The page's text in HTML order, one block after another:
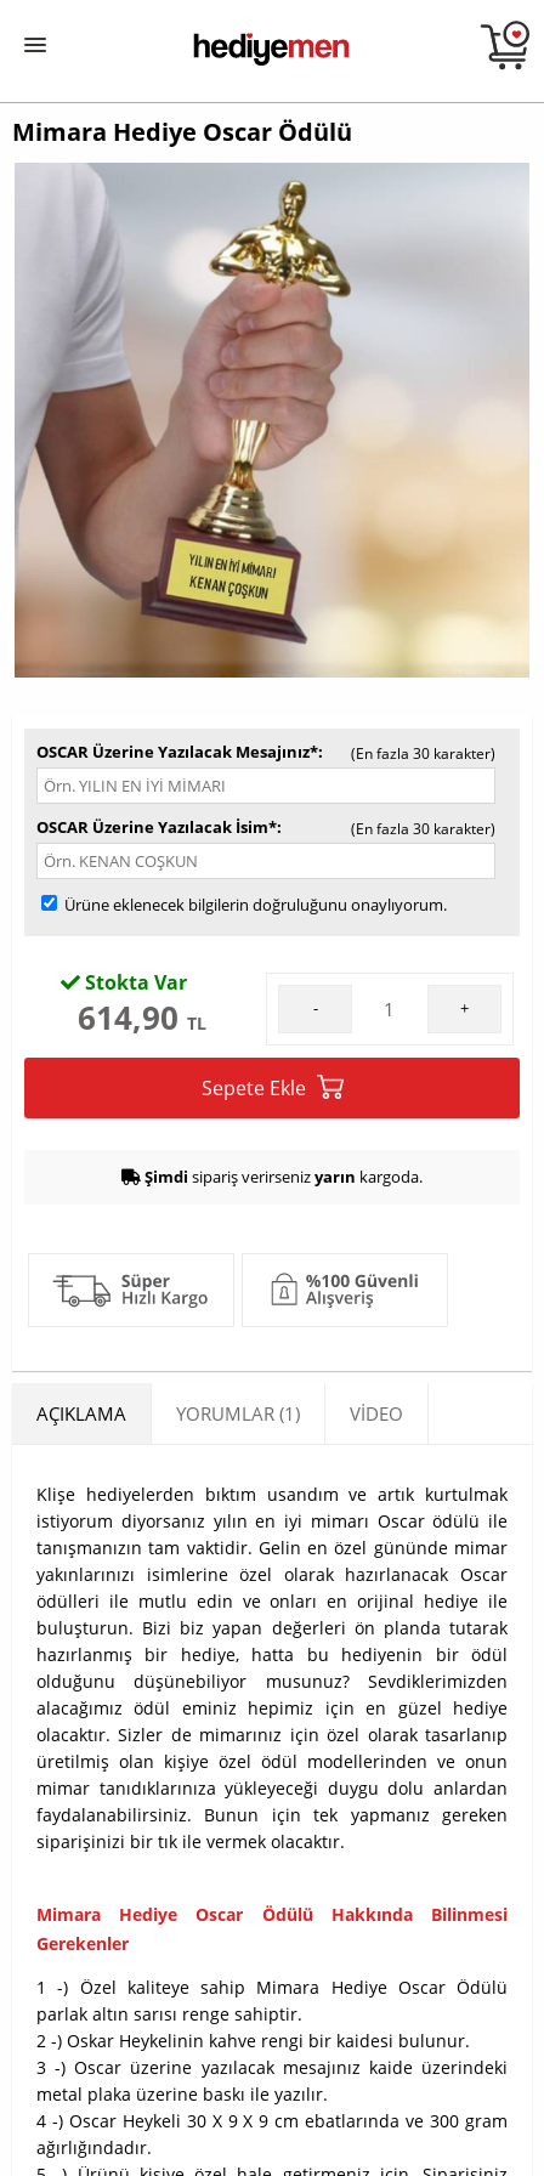
Mimara Hediye Oscar Ödülü
OSCAR Üzerine Yazılacak Mesajınız* (En fazla 30 karakter)
OSCAR Üzerine Yazılacak İsim* (En fazla 30 karakter)
Ürüne eklenecek bilgilerin doğruluğunu onaylıyorum.
Stokta Var
614,90 TL
- +
Sepete Ekle
Şimdi sipariş verirsenizyarın kargoda.
AÇIKLAMA YORUMLAR (1) VIDEO
Klişe hediyelerden bıktım usandım ve artık kurtulmak
istiyorum diyorsanız yılın en iyi mimarı Oscar ödülü ile
tanışmanızın tam vaktidir. Gelin en özel gününde mimar
yakınlarınızı isimlerine özel olarak hazırlanacak Oscar
ödülleri ile mutlu edin ve onları en orijinal hediye ile
buluşturun. Bizi biz yapan değerleri ön planda tutarak
hazırlanmış bir hediye, hatta bu hediyenin bir ödül
olduğunu düşünebiliyor musunuz? Sevdiklerimizden
alacağımız ödül eminiz hepimiz için en güzel hediye
olacaktır. Sizler de mimarınız için özel olarak tasarlanıp
üretilmiş olan kişiye özel ödül modellerinden ve onun
mimar tanıdıklarınıza yükleyeceği duygu dolu anlardan
faydalanabilirsiniz. Bunun için tek yapmanız gereken
siparişinizi bir tık ile vermek olacaktır.
Mimara Hediye Oscar Ödülü Hakkında Bilinmesi
Gerekenler
1 -) Özel kaliteye sahip Mimara Hediye Oscar Ödülü
parlak altın sarısı renge sahiptir.
2 -) Oskar Heykelinin kahve rengi bir kaidesi bulunur.
3 -) Oscar üzerine yazılacak mesajınız kaide üzerindeki
metal plaka üzerine baskı ile yazılır.
4 -) Oscar Heykeli 30 X 9 X 9 cm ebatlarında ve 300 gram
ağırlığındadır.